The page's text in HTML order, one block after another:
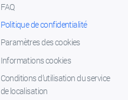
FAQ
Politique de confidentialité
Paramètres des cookies
Informations cookies
Conditions d’utilisation du service
de localisation